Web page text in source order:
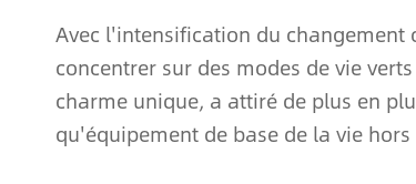
Avec l'intensification du
concentrer sur des modes de vie
charme unique, a attiré de plus en
qu'équipement de base de la vie